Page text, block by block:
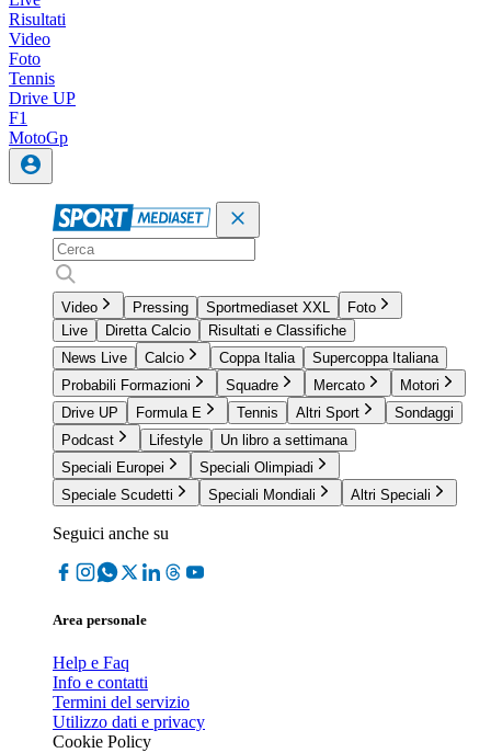
Risultati
Video
Foto
Tennis
Drive UP
F1
MotoGp
Video Pressing Sportmediaset XXL
Foto
Live
Diretta Calcio
Risultati e Classifiche
News Live
Calcio Coppa Italia
Supercoppa Italiana
Probabili Formazioni
Squadre Mercato
Motori
Drive UP
Formula E Tennis Altri Sport
Sondaggi
Podcast
Lifestyle
Un libro a settimana
Speciali Europei
Speciali Olimpiadi
Speciale Scudetti
Speciali Mondiali Altri Speciali
Seguici anche su
Area personale
Help e Faq
Info e contatti
Termini del servizio
Utilizzo dati e privacy
Cookie Policy